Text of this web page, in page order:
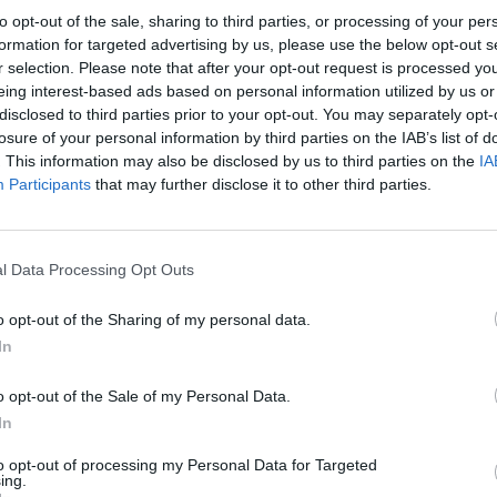
opt-out of the sale, sharing to third parties, or processing of your
for targeted advertising by us, please use the below opt-out
selection. Please note that after your opt-out request is processed
interest-based ads based on personal information utilized by us
to third parties prior to your opt-out. You may separately
of your personal information by third parties on the IAB’s list of
This information may also be disclosed by us to third parties on the
Participants that may further disclose it to other third parties.
Data Processing Opt Outs
opt-out of the Sharing of my personal data.
opt-out of the Sale of my Personal Data.
opt-out of processing my Personal Data for Targeted
203.9 millióról 190.2 millió euróra módosította
a novemberi külkereskedelmi mérleg hiányát. Az év
kumulált deficit 2595 millió eurót tett ki, ami 1131
előző év azonos időszakának értéke. 2005. január-
kal bővült. A cserearány 2%-kal romlott.
Az időszakon belül a forgalom első félévi növekedési ütemét
befolyásolták a csatlakozással összefüggésben jelentkező
mutatkoztak meg. (Az első félévben...